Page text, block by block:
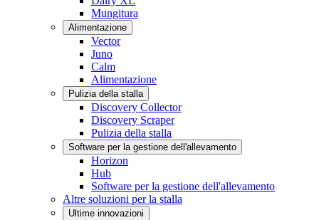
Mungitura
Alimentazione
Vector
Juno
Calm
Alimentazione
Pulizia della stalla
Discovery Collector
Discovery Scraper
Pulizia della stalla
Software per la gestione dell'allevamento
Horizon
Hub
Software per la gestione dell'allevamento
Altre soluzioni per la stalla
Ultime innovazioni